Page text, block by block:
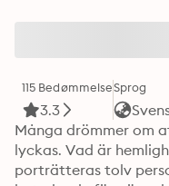
115 Bedømmelse
3.3
Sprog
Många drömmer om
lyckas. Vad är
porträtteras tolv